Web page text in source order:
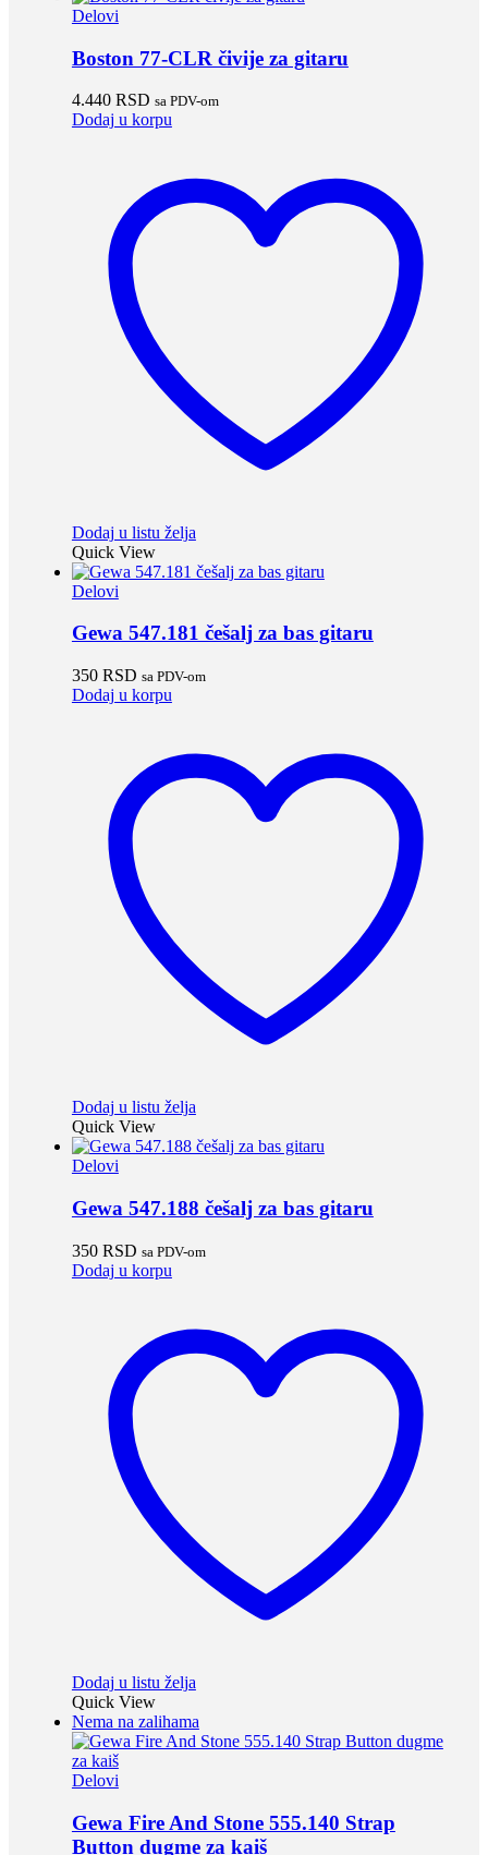
Delovi
Boston 77-CLR čivije za gitaru
4.440 RSD sa PDV-om
Dodaj u korpu
Dodaj u listu želja
Quick View
Delovi
Gewa 547.181 češalj za bas gitaru
350 RSD sa PDV-om
Dodaj u korpu
Dodaj u listu želja
Quick View
Delovi
Gewa 547.188 češalj za bas gitaru
350 RSD sa PDV-om
Dodaj u korpu
Dodaj u listu želja
Quick View
Nema na zalihama
Delovi
Gewa Fire And Stone 555.140 Strap
Button dugme za kaiš